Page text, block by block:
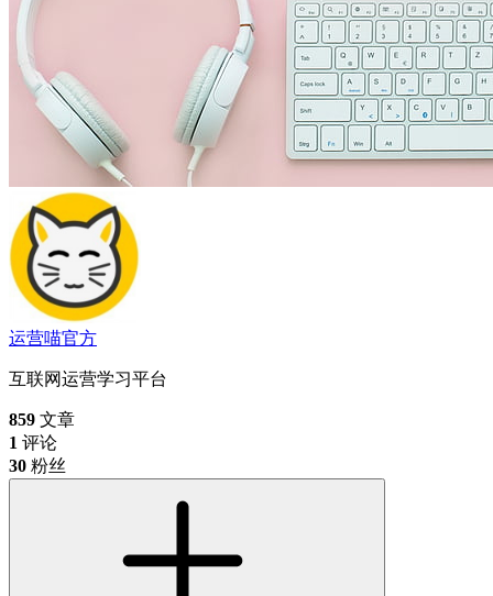
运营喵官方
互联网运营学习平台
859 文章
1 评论
30 粉丝